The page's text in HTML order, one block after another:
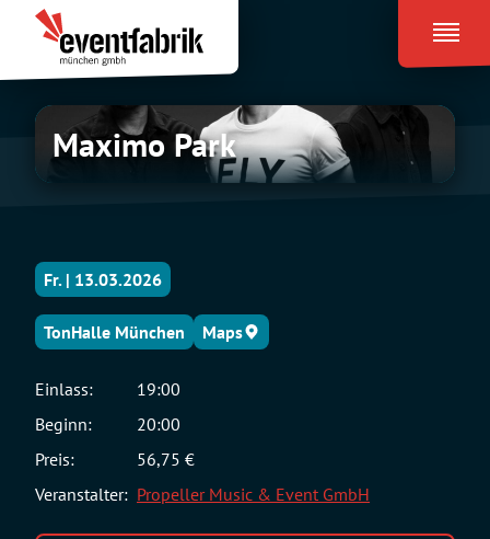
Inhalt
springen
Eventfabrik
München
Maximo
Park
Maximo Park
Fr. | 13.03.2026
TonHalle München Maps
Einlass:
19:00
Beginn:
20:00
Preis:
56,75 €
Veranstalter: Propeller Music & Event GmbH